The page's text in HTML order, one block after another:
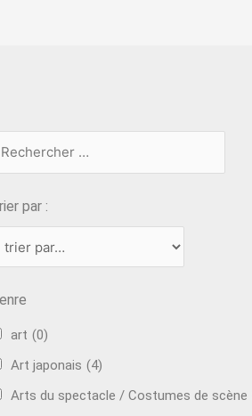
par :
art (0)
Art japonais (4)
Arts du spectacle / Costumes de scène